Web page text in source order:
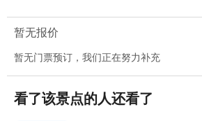
暂无报价
暂无门票预订，我们正在努力补充
看了该景点的人还看了